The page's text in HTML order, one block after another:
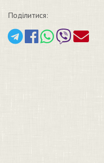
Поділитися: